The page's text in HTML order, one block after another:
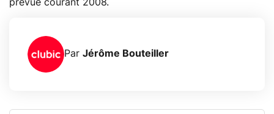
prévue courant 2008.
Par Jérôme Bouteiller